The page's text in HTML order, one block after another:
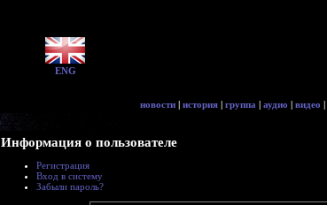
ENG
новости | история | группа | аудио | видео |
Информация о пользователе
Регистрация
Вход в систему
Забыли пароль?